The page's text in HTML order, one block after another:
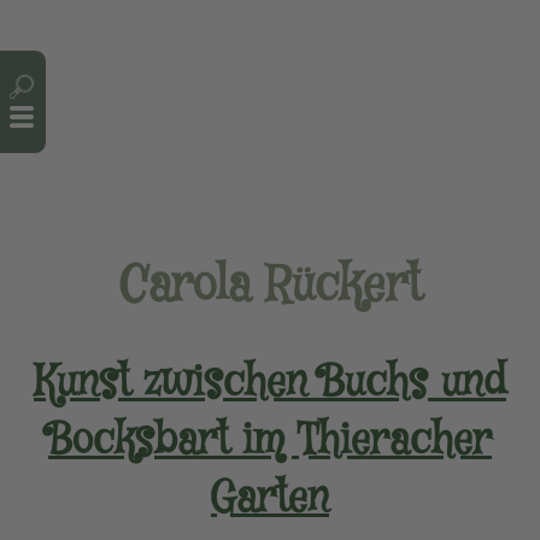
Carola Rückert
Kunst zwischen Buchs und
Bocksbart im Thieracher
Garten